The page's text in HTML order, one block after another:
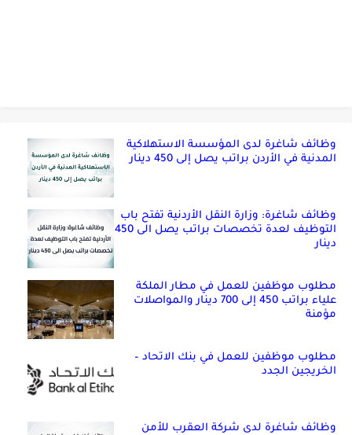
وظائف شاغرة لدى المؤسسة الاستهلاكية
المدنية في الأردن براتب يصل إلى 450 دينار
وظائف شاغرة: وزارة النقل الأردنية تفتح باب
التوظيف لعدة تخصصات براتب يصل الى 450
دينار
مطلوب موظفين للعمل في مطار الملكة
علياء براتب 450 إلى 700 دينار والمواصلات
مؤمنة
مطلوب موظفين للعمل في بنك الاتحاد –
الخريجين الجدد
وظائف شاغرة لدى شركة العقرب للأمن